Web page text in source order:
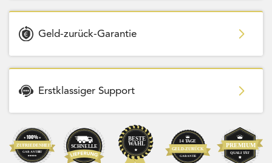
Geld-zurück-Garantie
Erstklassiger Support